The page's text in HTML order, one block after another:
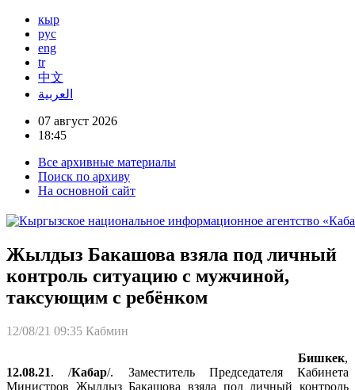
кыр
рус
eng
tr
中文
العربية
07 август 2026
18:45
Все архивные материалы
Поиск по архиву
На основной сайт
Жылдыз Бакашова взяла под личный
контроль ситуацию с мужчиной,
таксующим с ребёнком
12/08/21 09:35 Кабмин
Бишкек,
12.08.21. /Кабар/. Заместитель Председателя Кабинета
Министров Жылдыз Бакашова взяла под личный контроль